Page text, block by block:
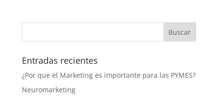
Entradas recientes
¿Por que el Marketing es importante para las PYMES?
Neuromarketing